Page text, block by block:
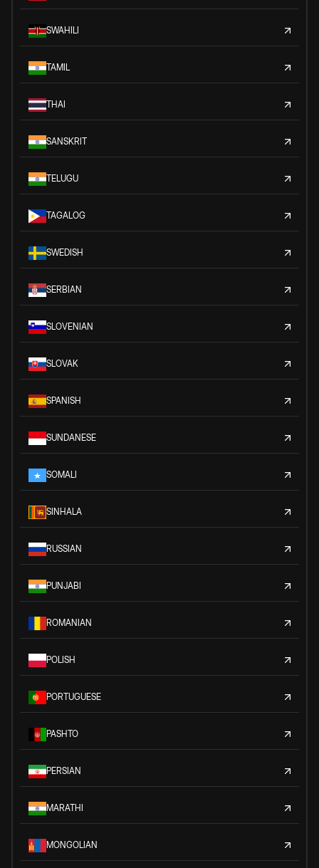
SWAHILI
TAMIL
THAI
SANSKRIT
TELUGU
TAGALOG
SWEDISH
SERBIAN
SLOVENIAN
SLOVAK
SPANISH
SUNDANESE
SOMALI
SINHALA
RUSSIAN
PUNJABI
ROMANIAN
POLISH
PORTUGUESE
PASHTO
PERSIAN
MARATHI
MONGOLIAN